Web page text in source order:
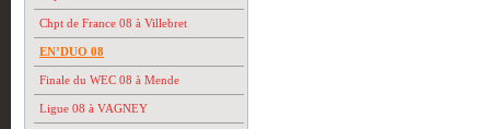
Chpt de France 08 à Villebret
EN’DUO 08
Finale du WEC 08 à Mende
Ligue 08 à VAGNEY